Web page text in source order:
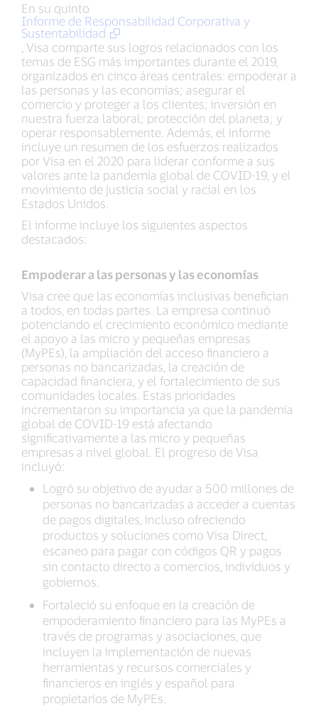
En su quinto
Informe de Responsabilidad Corporativa y
Sustentabilidad
, Visa comparte sus logros relacionados con los
temas de ESG más importantes durante el 2019,
organizados en cinco áreas centrales: empoderar a
las personas y las economías; asegurar el
comercio y proteger a los clientes; inversión en
nuestra fuerza laboral; protección del planeta; y
operar responsablemente. Además, el informe
incluye un resumen de los esfuerzos realizados
por Visa en el 2020 para liderar conforme a sus
valores ante la pandemia global de COVID-19, y el
movimiento de justicia social y racial en los
Estados Unidos.
El informe incluye los siguientes aspectos
destacados:
Empoderar a las personas y las economías
Visa cree que las economías inclusivas benefician
a todos, en todas partes. La empresa continuó
potenciando el crecimiento económico mediante
el apoyo a las micro y pequeñas empresas
(MyPEs), la ampliación del acceso financiero a
personas no bancarizadas, la creación de
capacidad financiera, y el fortalecimiento de sus
comunidades locales. Estas prioridades
incrementaron su importancia ya que la pandemia
global de COVID-19 está afectando
significativamente a las micro y pequeñas
empresas a nivel global. El progreso de Visa
incluyó:
Logró su objetivo de ayudar a 500 millones de
personas no bancarizadas a acceder a cuentas
de pagos digitales, incluso ofreciendo
productos y soluciones como Visa Direct,
escaneo para pagar con códigos QR y pagos
sin contacto directo a comercios, individuos y
gobiernos.
Fortaleció su enfoque en la creación de
empoderamiento financiero para las MyPEs a
través de programas y asociaciones, que
incluyen la implementación de nuevas
herramientas y recursos comerciales y
financieros en inglés y español para
propietarios de MyPEs.